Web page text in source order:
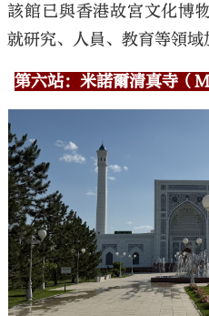
該館已與香港故宮文化博
就研究、人員、教育等領域
第六站：米諾爾清真寺（